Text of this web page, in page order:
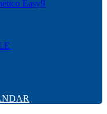
Easy9